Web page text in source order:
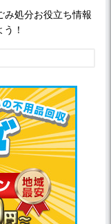
み処分お役立ち情報
！